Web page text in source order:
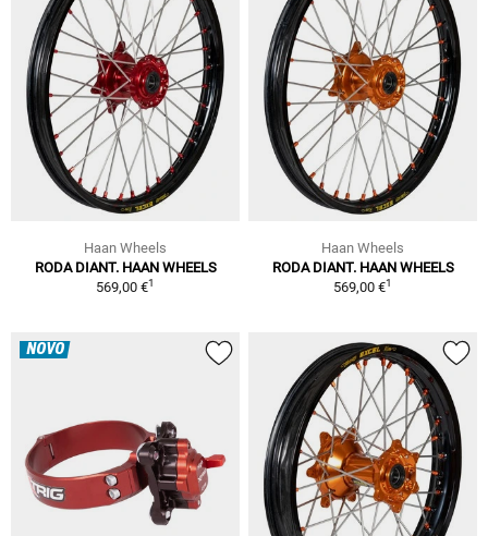
Haan Wheels
RODA DIANT. HAAN WHEELS
569,00 €1
Haan Wheels
RODA DIANT. HAAN WHEELS
569,00 €1
NOVO